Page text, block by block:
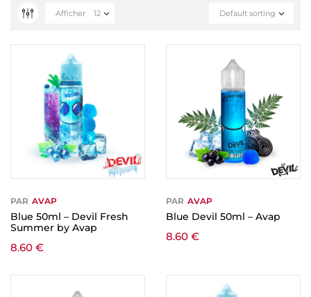
Default sorting
Afficher 12
PAR AVAP
Blue 50ml – Devil Fresh
Summer by Avap
8.60 €
PAR AVAP
Blue Devil 50ml – Avap
8.60 €